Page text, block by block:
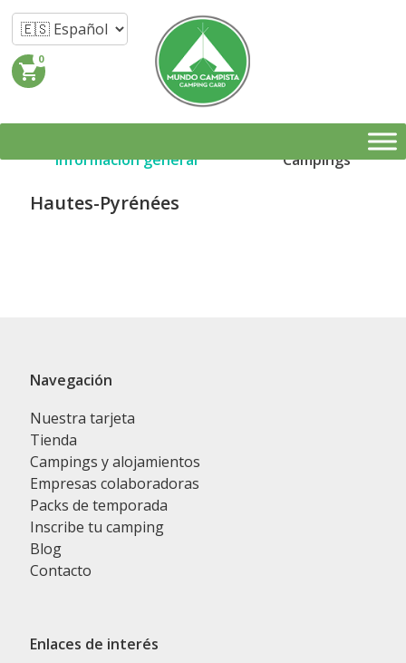
shopping_cart
0
Información general Campings
Hautes-Pyrénées
Navegación
Nuestra tarjeta
Tienda
Campings y alojamientos
Empresas colaboradoras
Packs de temporada
Inscribe tu camping
Blog
Contacto
Enlaces de interés